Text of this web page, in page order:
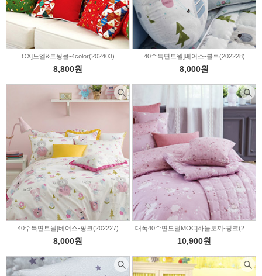
OX]노엘&트윙클-4color(202403)
8,800원
40수특면트윌]베어스-블루(202228)
8,000원
40수특면트윌]베어스-핑크(202227)
8,000원 10,900원